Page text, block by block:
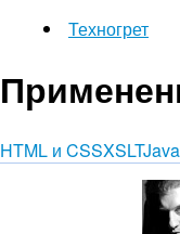
Техногрет
HTML и CSSXSLT